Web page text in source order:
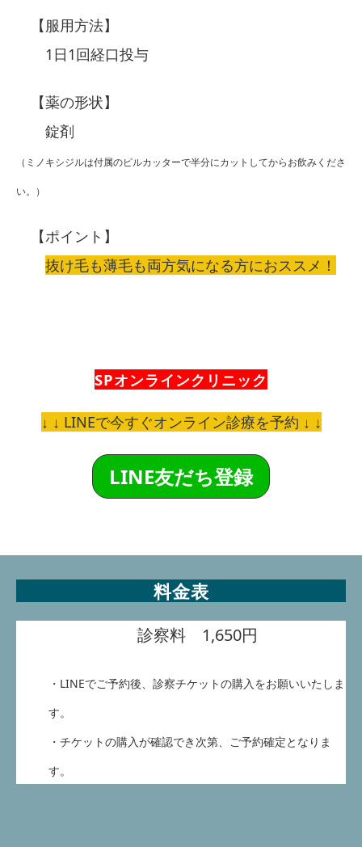
【服用方法】
1日1回経口投与
【薬の形状】
錠剤
（ミノキシジルは付属のピルカッターで半分にカットしてからお飲みくださ
い。）
【ポイント】
抜け毛も薄毛も両方気になる方におススメ！
SPオンラインクリニック
↓ ↓ LINEで今すぐオンライン診療を予約 ↓ ↓
LINE友だち登録
料金表
診察料 1,650円
・LINEでご予約後、診察チケットの購入をお願いいたしま
す。
・チケットの購入が確認でき次第、ご予約確定となりま
す。